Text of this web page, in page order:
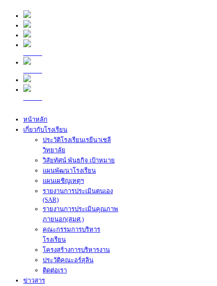
หน้าหลัก
เกี่ยวกับโรงเรียน
ประวัติโรงเรียนเรยีนาเชลี
วิทยาลัย
วิสัยทัศน์ พันธกิจ เป้าหมาย
แผนพัฒนาโรงเรียน
แผนเผชิญเหตุฯ
รายงานการประเมินตนเอง
(SAR)
รายงานการประเมินคุณภาพ
ภายนอก(สมศ.)
คณะกรรมการบริหาร
โรงเรียน
โครงสร้างการบริหารงาน
ประวัติคณะอุร์สุลิน
ติดต่อเรา
ข่าวสาร